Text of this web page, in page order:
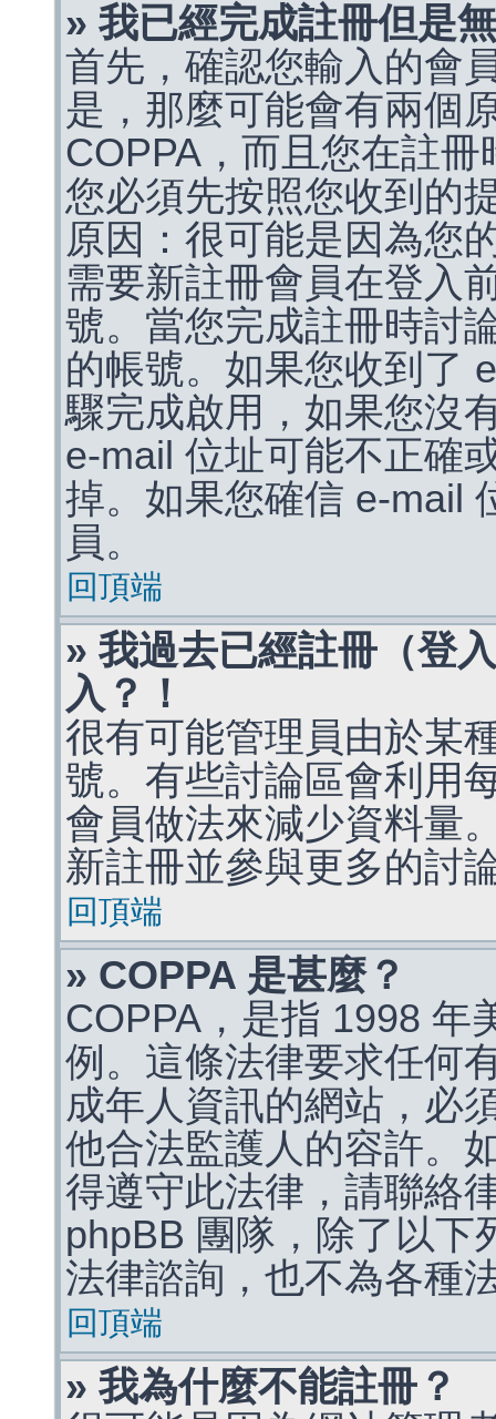
» 我已經完成註冊但是
首先，確認您輸入的會
是，那麼可能會有兩個
COPPA，而且您在註
您必須先按照您收到的
原因：很可能是因為您
需要新註冊會員在登入
號。當您完成註冊時討
的帳號。如果您收到了
驟完成啟用，如果您沒
e-mail 位址可能不正確
掉。如果您確信 e-mail
員。
回頂端
» 我過去已經註冊（登
入？！
很有可能管理員由於某
號。有些討論區會利用
會員做法來減少資料量
新註冊並參與更多的討
回頂端
» COPPA 是甚麼？
COPPA，是指 1998 年
例。這條法律要求任何
成年人資訊的網站，必
他合法監護人的容許。
得遵守此法律，請聯絡
phpBB 團隊，除了以下
法律諮詢，也不為各種
回頂端
» 我為什麼不能註冊？